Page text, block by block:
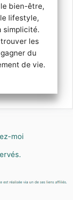
bien-être,
lifestyle,
simplicité.
les
du
de vie.
moi